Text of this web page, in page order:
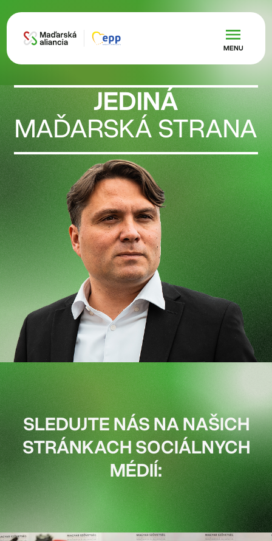
MENU
JEDINÁ
MAĎARSKÁ STRANA
SLEDUJTE NÁS NA NAŠICH
STRÁNKACH SOCIÁLNYCH
MÉDIÍ: